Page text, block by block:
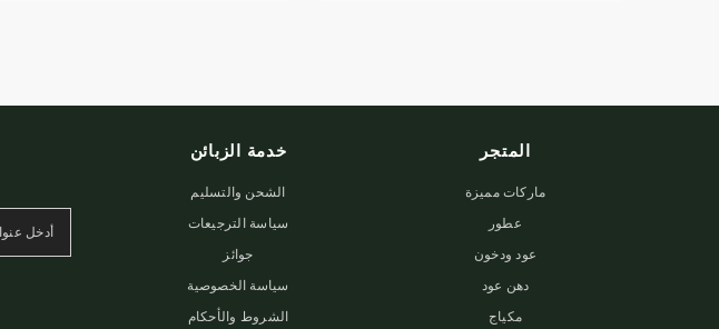
المتجر
ماركات مميزة
عطور
عود ودخون
دهن عود
مكياج
خدمة الزبائن
الشحن والتسليم
سياسة الترجيعات
جوائز
سياسة الخصوصية
الشروط والأحكام